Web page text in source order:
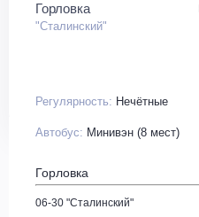
Горловка
"Сталинский"
Регулярность: Нечётные
Автобус: Минивэн (8 мест)
Горловка
06-30 "Сталинский"